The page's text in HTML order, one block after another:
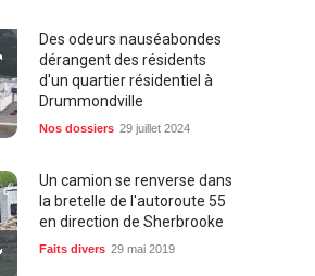
Des odeurs nauséabondes
dérangent des résidents
d'un quartier résidentiel à
Drummondville
Nos dossiers 29 juillet 2024
Un camion se renverse dans
la bretelle de l'autoroute 55
en direction de Sherbrooke
Faits divers 29 mai 2019